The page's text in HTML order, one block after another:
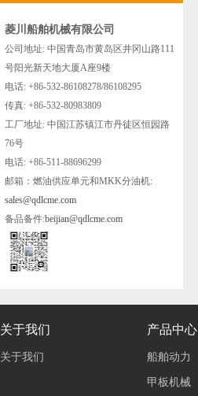
菱川船舶机械有限公司
公司地址: 中国青岛市黄岛区井冈山路111
号阳光新天地大厦A座9楼
电话: +86-532-86108278/86108295
传真: +86-532-80983809
工厂地址: 中国江苏镇江市丹徒区恒园路
76号
电话: +86-511-88696299
邮箱：燃油供应单元和MKK分油机:
sales@qdlcme.com
备品备件:beijian@qdlcme.com
关于我们
关于我们
产品中心
船舶动力
甲板机械